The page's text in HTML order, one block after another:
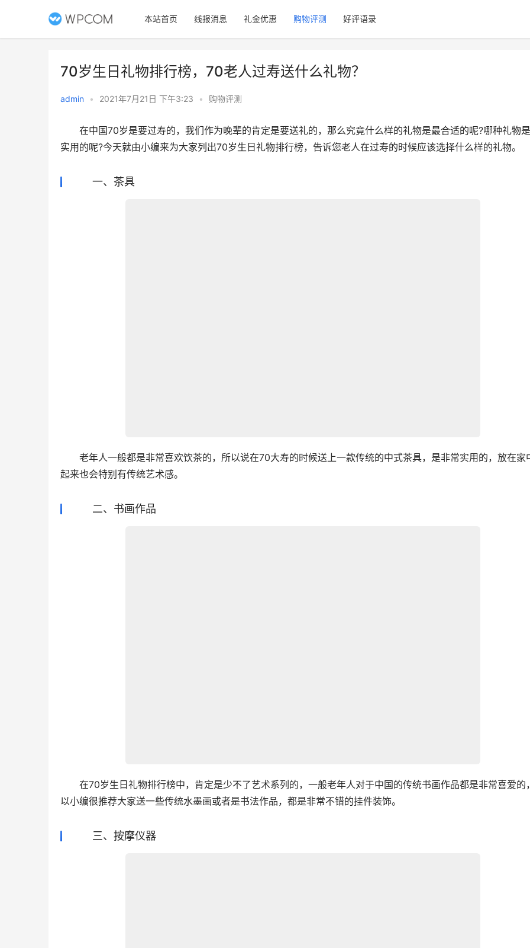
本站首页 线报消息 礼金优惠 购物评测 好评语录
70岁生日礼物排行榜，70老人过寿送什么礼物？
admin • 2021年7月21日 下午3:23 • 购物评测
在中国70岁是要过寿的，我们作为晚辈的肯定是要送礼的，那么究竟什么样的礼物是最合适的呢?哪种礼物
实用的呢?今天就由小编来为大家列出70岁生日礼物排行榜，告诉您老人在过寿的时候应该选择什么样的礼物。
一、茶具
老年人一般都是非常喜欢饮茶的，所以说在70大寿的时候送上一款传统的中式茶具，是非常实用的，放在家
起来也会特别有传统艺术感。
二、书画作品
在70岁生日礼物排行榜中，肯定是少不了艺术系列的，一般老年人对于中国的传统书画作品都是非常喜爱的
以小编很推荐大家送一些传统水墨画或者是书法作品，都是非常不错的挂件装饰。
三、按摩仪器